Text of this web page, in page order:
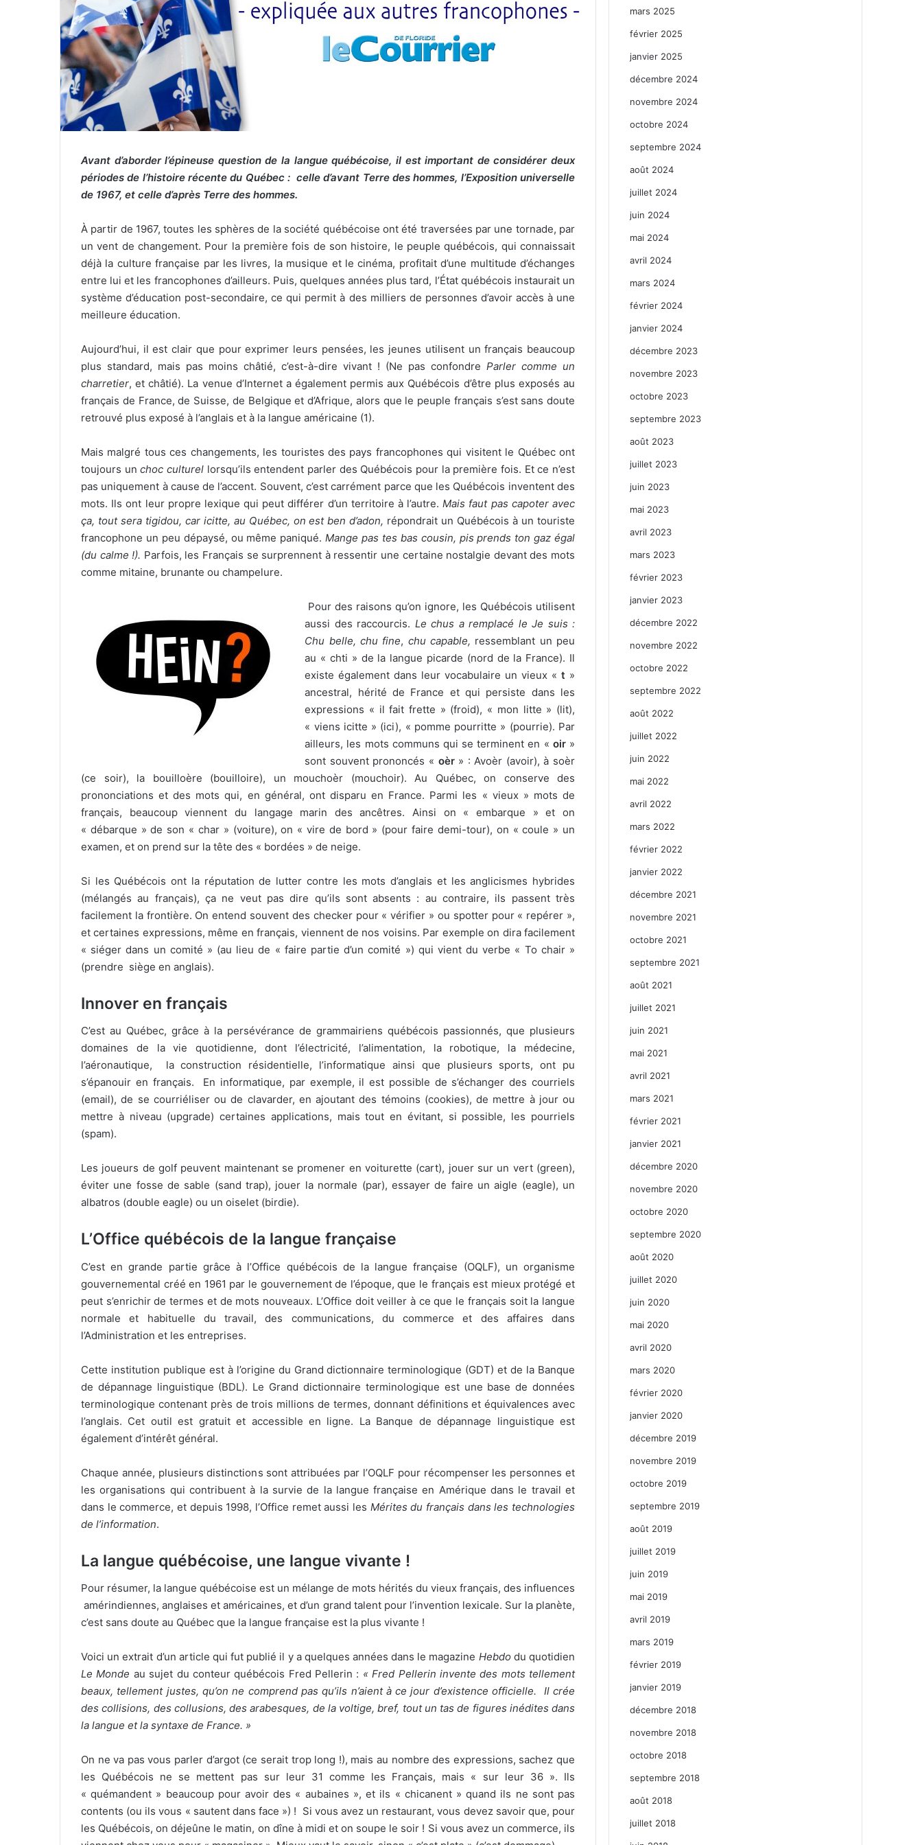
l
Avant d’aborder l’épineuse question de la langue québécoise, il est important de considérer deux
périodes de l’histoire récente du Québec : celle d’avant Terre des hommes, l’Exposition universelle
de 1967, et celle d’après Terre des hommes.
À partir de 1967, toutes les sphères de la société québécoise ont été traversées par une tornade, par
un vent de changement. Pour la première fois de son histoire, le peuple québécois, qui connaissait
déjà la culture française par les livres, la musique et le cinéma, profitait d’une multitude d’échanges
entre lui et les francophones d’ailleurs. Puis, quelques années plus tard, l’État québécois instaurait un
système d’éducation post-secondaire, ce qui permit à des milliers de personnes d’avoir accès à une
meilleure éducation.
Aujourd’hui, il est clair que pour exprimer leurs pensées, les jeunes utilisent un français beaucoup
plus standard, mais pas moins châtié, c’est-à-dire vivant ! (Ne pas confondre Parler comme un
charretier, et châtié). La venue d’Internet a également permis aux Québécois d’être plus exposés au
français de France, de Suisse, de Belgique et d’Afrique, alors que le peuple français s’est sans doute
retrouvé plus exposé à l’anglais et à la langue américaine (1).
Mais malgré tous ces changements, les touristes des pays francophones qui visitent le Québec ont
toujours unchoc culturel lorsqu’ils entendent parler des Québécois pour la première fois. Et ce n’est
pas uniquement à cause de l’accent. Souvent, c’est carrément parce que les Québécois inventent des
mots. Ils ont leur propre lexique qui peut différer d’un territoire à l’autre.Mais faut pas capoter avec
ça, tout sera tigidou, car icitte, au Québec, on est ben d’adon, répondrait un Québécois à un touriste
francophone un peu dépaysé, ou même paniqué.Mange pas tes bas cousin, pis prends ton gaz égal
(du calme !). Parfois, les Français se surprennent à ressentir une certaine nostalgie devant des mots
comme mitaine, brunante ou champelure.
Pour des raisons qu’on ignore, les Québécois utilisent
aussi des raccourcis. Le chus a remplacé le Je suis :
Chu belle, chu fine, chu capable, ressemblant un peu
au « chti » de la langue picarde (nord de la France). Il
existe également dans leur vocabulaire un vieux «t »
ancestral, hérité de France et qui persiste dans les
expressions « il fait frette » (froid), « mon litte » (lit),
« viens icitte » (ici), « pomme pourritte » (pourrie). Par
ailleurs, les mots communs qui se terminent en « oir»
sont souvent prononcés « oèr» : Avoèr (avoir), à soèr
(ce soir), la bouilloère (bouilloire), un mouchoèr (mouchoir). Au Québec, on conserve des
prononciations et des mots qui, en général, ont disparu en France. Parmi les « vieux » mots de
français, beaucoup viennent du langage marin des ancêtres. Ainsi on « embarque » et on
« débarque » de son « char » (voiture), on « vire de bord » (pour faire demi-tour), on « coule » un
examen, et on prend sur la tête des « bordées » de neige.
Si les Québécois ont la réputation de lutter contre les mots d’anglais et les anglicismes hybrides
(mélangés au français), ça ne veut pas dire qu’ils sont absents : au contraire, ils passent très
facilement la frontière. On entend souvent des checker pour « vérifier » ou spotter pour « repérer »,
et certaines expressions, même en français, viennent de nos voisins. Par exemple on dira facilement
« siéger dans un comité » (au lieu de « faire partie d’un comité ») qui vient du verbe « To chair »
(prendre siège en anglais).
Innover en français
C’est au Québec, grâce à la persévérance de grammairiens québécois passionnés, que plusieurs
domaines de la vie quotidienne, dont l’électricité, l’alimentation, la robotique, la médecine,
l’aéronautique, la construction résidentielle, l’informatique ainsi que plusieurs sports, ont pu
s’épanouir en français. En informatique, par exemple, il est possible de s’échanger des courriels
(email), de se courriéliser ou de clavarder, en ajoutant des témoins (cookies), de mettre à jour ou
mettre à niveau (upgrade) certaines applications, mais tout en évitant, si possible, les pourriels
(spam).
Les joueurs de golf peuvent maintenant se promener en voiturette (cart), jouer sur un vert (green),
éviter une fosse de sable (sand trap), jouer la normale (par), essayer de faire un aigle (eagle), un
albatros (double eagle) ou un oiselet (birdie).
L’Office québécois de la langue française
C’est en grande partie grâce à l’Office québécois de la langue française (OQLF), un organisme
gouvernemental créé en 1961 par le gouvernement de l’époque, que le français est mieux protégé et
peut s’enrichir de termes et de mots nouveaux. L’Office doit veiller à ce que le français soit la langue
normale et habituelle du travail, des communications, du commerce et des affaires dans
l’Administration et les entreprises.
Cette institution publique est à l’origine du Grand dictionnaire terminologique (GDT) et de la Banque
de dépannage linguistique (BDL). Le Grand dictionnaire terminologique est une base de données
terminologique contenant près de trois millions de termes, donnant définitions et équivalences avec
l’anglais. Cet outil est gratuit et accessible en ligne. La Banque de dépannage linguistique est
également d’intérêt général.
Chaque année, plusieurs distinctions sont attribuées par l’OQLF pour récompenser les personnes et
les organisations qui contribuent à la survie de la langue française en Amérique dans le travail et
dans le commerce, et depuis 1998, l’Office remet aussi les Mérites du français dans les technologies
de l’information.
La langue québécoise, une langue vivante !
Pour résumer, la langue québécoise est un mélange de mots hérités du vieux français, des influences
amérindiennes, anglaises et américaines, et d’un grand talent pour l’invention lexicale. Sur la planète,
c’est sans doute au Québec que la langue française est la plus vivante !
Voici un extrait d’un article qui fut publié il y a quelques années dans le magazine Hebdo du quotidien
Le Monde au sujet du conteur québécois Fred Pellerin : « Fred Pellerin invente des mots tellement
beaux, tellement justes, qu’on ne comprend pas qu’ils n’aient à ce jour d’existence officielle. Il crée
des collisions, des collusions, des arabesques, de la voltige, bref, tout un tas de figures inédites dans
la langue et la syntaxe de France. »
On ne va pas vous parler d’argot (ce serait trop long !), mais au nombre des expressions, sachez que
les Québécois ne se mettent pas sur leur 31 comme les Français, mais « sur leur 36 ». Ils
« quémandent » beaucoup pour avoir des « aubaines », et ils « chicanent » quand ils ne sont pas
contents (ou ils vous « sautent dans face ») ! Si vous avez un restaurant, vous devez savoir que, pour
les Québécois, on déjeûne le matin, on dîne à midi et on soupe le soir ! Si vous avez un commerce, ils
mars 2025
février 2025
janvier 2025
décembre 2024
novembre 2024
octobre 2024
septembre 2024
août 2024
juillet 2024
juin 2024
mai 2024
avril 2024
mars 2024
février 2024
janvier 2024
décembre 2023
novembre 2023
octobre 2023
septembre 2023
août 2023
juillet 2023
juin 2023
mai 2023
avril 2023
mars 2023
février 2023
janvier 2023
décembre 2022
novembre 2022
octobre 2022
septembre 2022
août 2022
juillet 2022
juin 2022
mai 2022
avril 2022
mars 2022
février 2022
janvier 2022
décembre 2021
novembre 2021
octobre 2021
septembre 2021
août 2021
juillet 2021
juin 2021
mai 2021
avril 2021
mars 2021
février 2021
janvier 2021
décembre 2020
novembre 2020
octobre 2020
septembre 2020
août 2020
juillet 2020
juin 2020
mai 2020
avril 2020
mars 2020
février 2020
janvier 2020
décembre 2019
novembre 2019
octobre 2019
septembre 2019
août 2019
juillet 2019
juin 2019
mai 2019
avril 2019
mars 2019
février 2019
janvier 2019
décembre 2018
novembre 2018
octobre 2018
septembre 2018
août 2018
juillet 2018